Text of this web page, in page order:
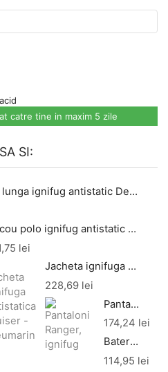
catre tine in maxim 5 zile
SI:
Tricou maneca lunga ignifug antistatic Defender - bleumarin
Tricou polo ignifug antistatic Santana - bleumarin
lei
Jacheta ignifuga antistatica cruiser - bleumarin
228,69 lei
Pantaloni Ranger, ignifug
174,24 lei
Baterie externa magsafe 10000 mAh
114,95 lei